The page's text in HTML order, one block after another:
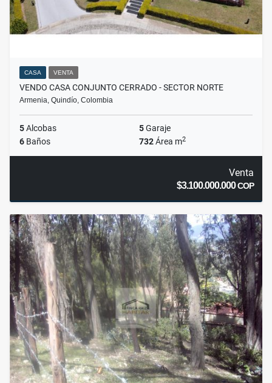
CASA VENTA
VENDO CASA CONJUNTO CERRADO - SECTOR NORTE
Armenia, Quindío, Colombia
5Alcobas 5Garaje
6 Baños 732Área m2
Venta
$3.100.000.000COP